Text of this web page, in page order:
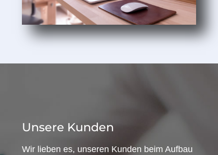
Unsere Kunden
Wir lieben es, unseren Kunden beim Aufbau